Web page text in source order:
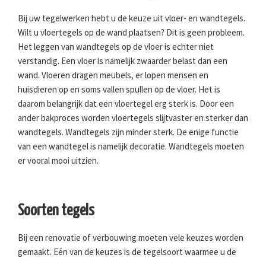
Bij uw tegelwerken hebt u de keuze uit vloer- en wandtegels.
Wilt u vloertegels op de wand plaatsen? Dit is geen probleem.
Het leggen van wandtegels op de vloer is echter niet
verstandig. Een vloer is namelijk zwaarder belast dan een
wand. Vloeren dragen meubels, er lopen mensen en
huisdieren op en soms vallen spullen op de vloer. Het is
daarom belangrijk dat een vloertegel erg sterk is. Door een
ander bakproces worden vloertegels slijtvaster en sterker dan
wandtegels. Wandtegels zijn minder sterk. De enige functie
van een wandtegel is namelijk decoratie. Wandtegels moeten
er vooral mooi uitzien.
Soorten tegels
Bij een renovatie of verbouwing moeten vele keuzes worden
gemaakt. Eén van de keuzes is de tegelsoort waarmee u de